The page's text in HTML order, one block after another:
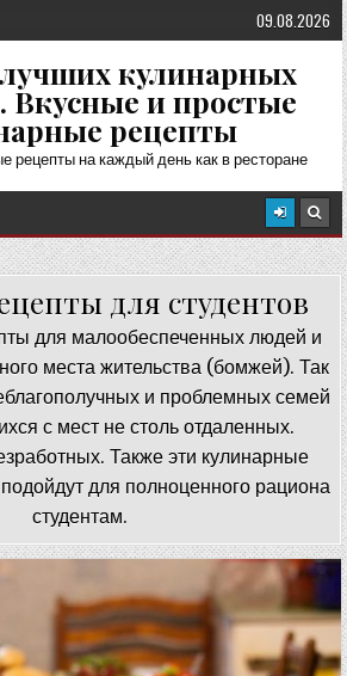
09.08.2026
кулинарных
Вкусные и простые
рецепты
рецепты на каждый день как в ресторане
для студентов
для малообеспеченных людей и
места жительства (бомжей). Так
и проблемных семей
с мест не столь отдаленных.
Также эти кулинарные
для полноценного рациона
студентам.